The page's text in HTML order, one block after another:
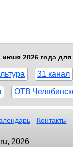
2026 года для
31 канал
ОТВ
Контакты
2026